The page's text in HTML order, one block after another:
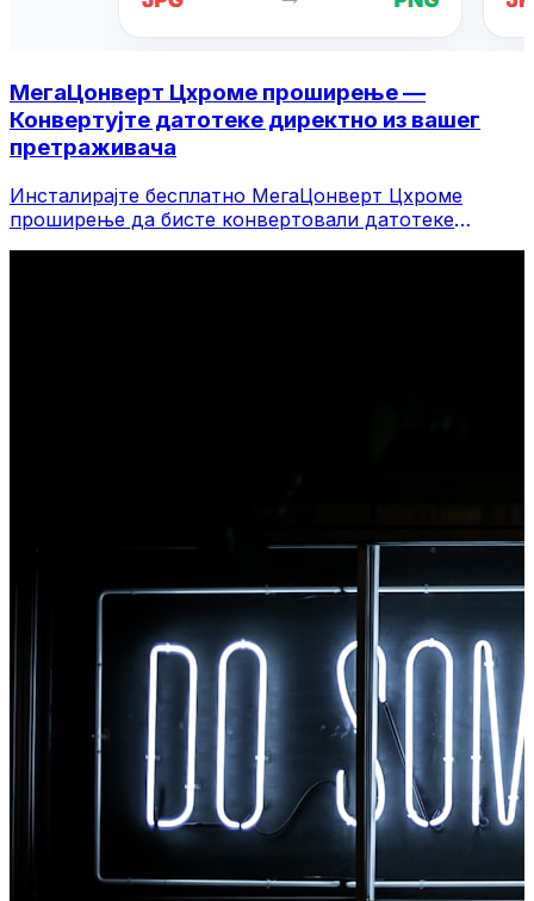
МегаЦонверт Цхроме проширење —
Конвертујте датотеке директно из вашег
претраживача
Инсталирајте бесплатно МегаЦонверт Цхроме
проширење да бисте конвертовали датотеке